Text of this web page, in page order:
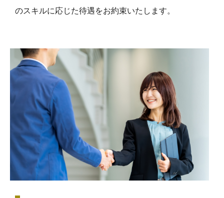
のスキルに応じた待遇をお約束いたします。